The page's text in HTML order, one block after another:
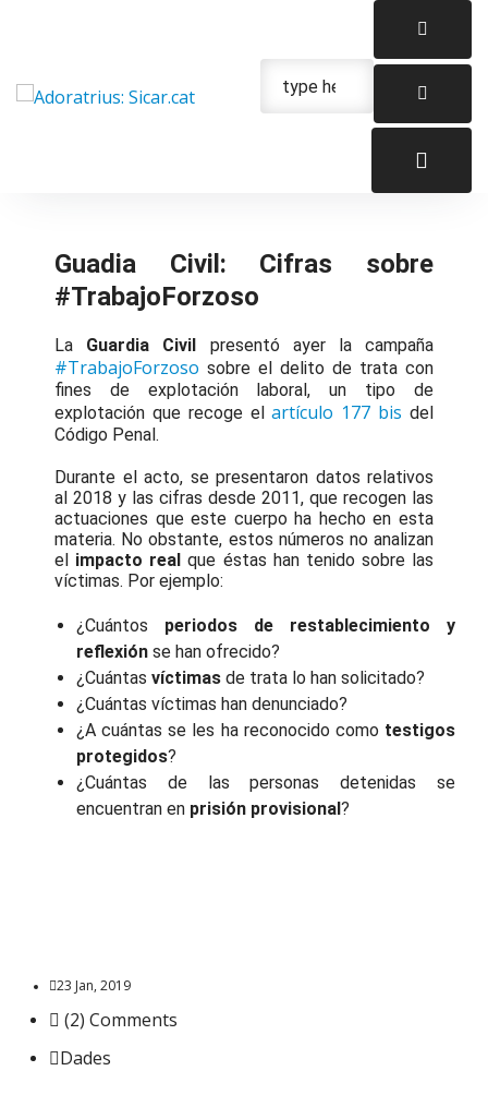
Guadia Civil: Cifras sobre
#TrabajoForzoso
La Guardia Civil presentó ayer la campaña
#TrabajoForzoso sobre el delito de trata con
fines de explotación laboral, un tipo de
explotación que recoge elartículo 177 bis del
Código Penal.
Durante el acto, se presentaron datos relativos
al 2018 y las cifras desde 2011, que recogen las
actuaciones que este cuerpo ha hecho en esta
materia. No obstante, estos números no analizan
el impacto real que éstas han tenido sobre las
víctimas. Por ejemplo:
¿Cuántos periodos de restablecimiento y
reflexión se han ofrecido?
¿Cuántas víctimas de trata lo han solicitado?
¿Cuántas víctimas han denunciado?
¿A cuántas se les ha reconocido como testigos
protegidos?
¿Cuántas de las personas detenidas se
encuentran en prisión provisional?
23 Jan, 2019
(2) Comments
Dades